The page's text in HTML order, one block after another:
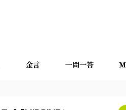
金言 一問一答